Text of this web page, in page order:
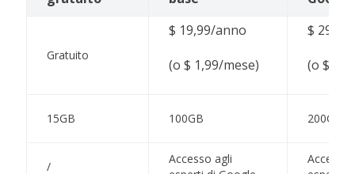
Gratuito
$ 19,99/anno
(o $ 1,99/mese)
$
(o $
15GB 100GB 200GB
/
Accesso agli
Accesso